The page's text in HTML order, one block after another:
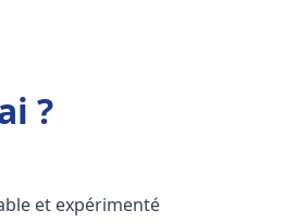
?
et expérimenté